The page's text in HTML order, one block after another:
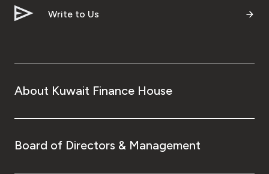
Write to Us
About Kuwait Finance House
Board of Directors & Management